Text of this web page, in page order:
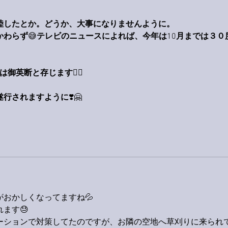
たとか。どうか、大事になりませんように。
わらず😅テレビのニュースによれば、今年は10月までは３０
御英断と存じます🙋‍♂️
行されますように❣️🤗
かしくなってますね💦
ます😓
ョンで対策してたのですが、お隣の空地へ草刈りに来られ